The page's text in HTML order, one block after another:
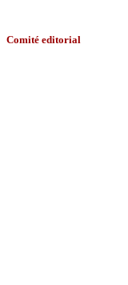
Comité editorial